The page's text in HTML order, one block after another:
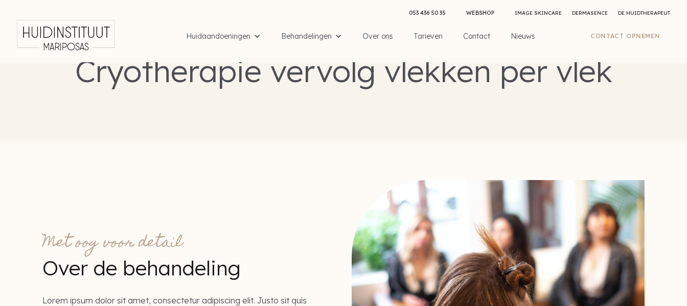
053 436 50 35 WEBSHOP IMAGE SKINCARE DERMASENCE DE HUIDTHERAPEUT
Huidaandoeningen Behandelingen Over ons Tarieven Contact Nieuws CONTACT OPNEMEN
Huidbehandelingen Cryotherapie
Cryotherapie vervolg vlekken per vlek
Met oog voor detail
Over de behandeling
Lorem ipsum dolor sit amet, consectetur adipiscing elit. Justo sit quis